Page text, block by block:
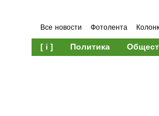
Все новости Фотолента
[ i ] Политика